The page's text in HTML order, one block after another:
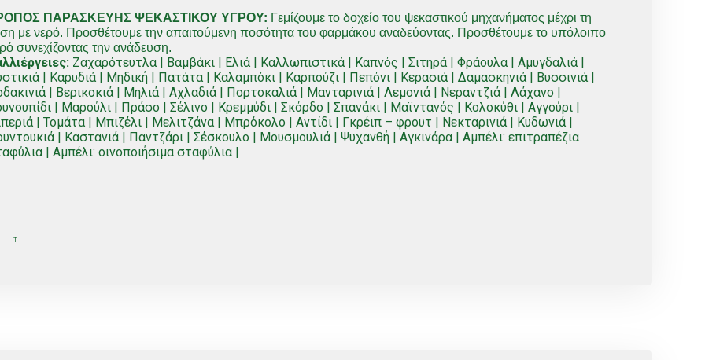
ΠΑΡΑΣΚΕΥΗΣ ΨΕΚΑΣΤΙΚΟΥ ΥΓΡΟΥ: Γεμίζουμε το δοχείο του ψεκαστικού μηχανήματος μέχρι τη
με νερό. Προσθέτουμε την απαιτούμενη ποσότητα του φαρμάκου αναδεύοντας. Προσθέτουμε το υπόλοιπο
συνεχίζοντας την ανάδευση.
Ζαχαρότευτλα | Βαμβάκι | Ελιά | Καλλωπιστικά | Καπνός | Σιτηρά | Φράουλα | Αμυγδαλιά |
| Καρυδιά | Μηδική | Πατάτα | Καλαμπόκι | Καρπούζι | Πεπόνι | Κερασιά | Δαμασκηνιά | Βυσσινιά |
| Βερικοκιά | Μηλιά | Αχλαδιά | Πορτοκαλιά | Μανταρινιά | Λεμονιά | Νεραντζιά | Λάχανο |
| Μαρούλι | Πράσο | Σέλινο | Κρεμμύδι | Σκόρδο | Σπανάκι | Μαϊντανός | Κολοκύθι | Αγγούρι |
| Τομάτα | Μπιζέλι | Μελιτζάνα | Μπρόκολο | Αντίδι | Γκρέιπ – φρουτ | Νεκταρινιά | Κυδωνιά |
| Καστανιά | Παντζάρι | Σέσκουλο | Μουσμουλιά | Ψυχανθή | Αγκινάρα | Αμπέλι: επιτραπέζια
| Αμπέλι: οινοποιήσιμα σταφύλια |
Τ